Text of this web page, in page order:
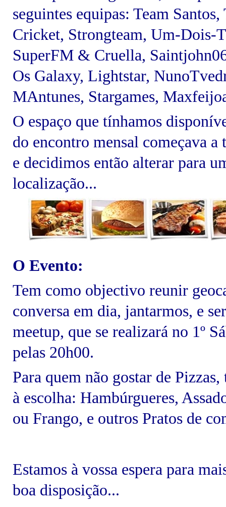
seguintes equipas: Team Santos,
Cricket, Strongteam, Um-Dois-
SuperFM & Cruella,
Os Galaxy, Lightstar,
MAntunes, Stargames,
O espaço que tínhamos
do encontro mensal começava a
e decidimos então alterar para
localização...
O Evento:
Tem como objectivo reunir
conversa em dia, jantarmos, e
meetup, que se realizará no 1º
pelas 20h00.
Para quem não gostar de
à escolha: Hambúrgueres,
ou Frango, e outros Pratos de
Estamos à vossa espera para
boa disposição...